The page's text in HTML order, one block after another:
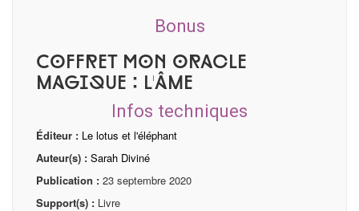
Bonus
Coffret Mon oracle
magique : L'âme
Infos techniques
Éditeur : Le lotus et l'éléphant
Auteur(s) : Sarah Diviné
Publication : 23 septembre 2020
Support(s) : Livre